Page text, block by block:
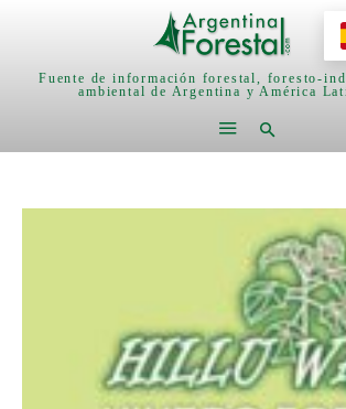
Fuente de información forestal, foresto-
ambiental de Argentina y América